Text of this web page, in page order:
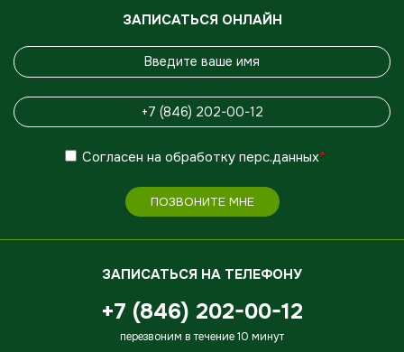
ЗАПИСАТЬСЯ ОНЛАЙН
Согласен на обработку перс.данных*
ПОЗВОНИТЕ МНЕ
ЗАПИСАТЬСЯ НА ТЕЛЕФОНУ
+7 (846) 202-00-12
перезвоним в течение 10 минут